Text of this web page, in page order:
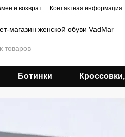
и возврат Контактная информация
магазин женской обуви VadMar
Ботинки